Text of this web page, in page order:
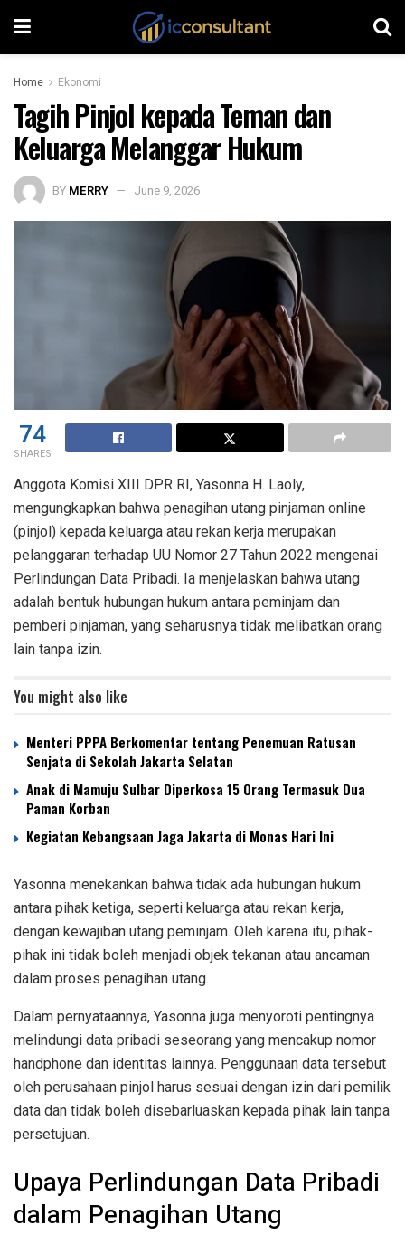
Home Ekonomi
Tagih Pinjol kepada Teman dan
Keluarga Melanggar Hukum
BY MERRY June 9, 2026
74
SHARES
Anggota Komisi XIII DPR RI, Yasonna H. Laoly,
mengungkapkan bahwa penagihan utang pinjaman online
(pinjol) kepada keluarga atau rekan kerja merupakan
pelanggaran terhadap UU Nomor 27 Tahun 2022 mengenai
Perlindungan Data Pribadi. Ia menjelaskan bahwa utang
adalah bentuk hubungan hukum antara peminjam dan
pemberi pinjaman, yang seharusnya tidak melibatkan orang
lain tanpa izin.
You might also like
Menteri PPPA Berkomentar tentang Penemuan Ratusan
Senjata di Sekolah Jakarta Selatan
Anak di Mamuju Sulbar Diperkosa 15 Orang Termasuk Dua
Paman Korban
Kegiatan Kebangsaan Jaga Jakarta di Monas Hari Ini
Yasonna menekankan bahwa tidak ada hubungan hukum
antara pihak ketiga, seperti keluarga atau rekan kerja,
dengan kewajiban utang peminjam. Oleh karena itu, pihak-
pihak ini tidak boleh menjadi objek tekanan atau ancaman
dalam proses penagihan utang.
Dalam pernyataannya, Yasonna juga menyoroti pentingnya
melindungi data pribadi seseorang yang mencakup nomor
handphone dan identitas lainnya. Penggunaan data tersebut
oleh perusahaan pinjol harus sesuai dengan izin dari pemilik
data dan tidak boleh disebarluaskan kepada pihak lain tanpa
persetujuan.
Upaya Perlindungan Data Pribadi
dalam Penagihan Utang